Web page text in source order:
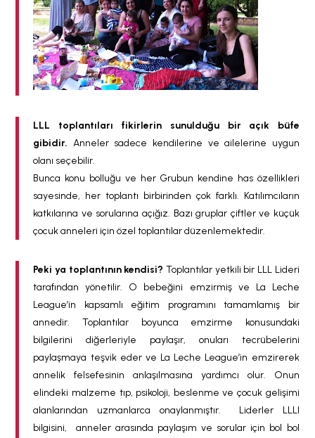
LLL toplantıları fikirlerin sunulduğu bir açık büfe
gibidir. Anneler sadece kendilerine ve ailelerine uygun
olanı seçebilir.
Bunca konu bolluğu ve her Grubun kendine has özellikleri
sayesinde, her toplantı birbirinden çok farklı. Katılımcıların
katkılarına ve sorularına açığız. Bazı gruplar çiftler ve küçük
çocuk anneleri için özel toplantılar düzenlemektedir.
Peki ya toplantının kendisi? Toplantılar yetkili bir LLL Lideri
tarafından yönetilir. O bebeğini emzirmiş ve La Leche
League’in kapsamlı eğitim programını tamamlamış bir
annedir. Toplantılar boyunca emzirme konusundaki
bilgilerini diğerleriyle paylaşır, onuları tecrübelerini
paylaşmaya teşvik eder ve La Leche League’in emzirerek
annelik felsefesinin anlaşılmasına yardımcı olur. Onun
elindeki malzeme tıp, psikoloji, beslenme ve çocuk gelişimi
alanlarından uzmanlarca onaylanmıştır. Liderler LLLI
bilgisini, anneler arasında paylaşım ve sorular için bol bol